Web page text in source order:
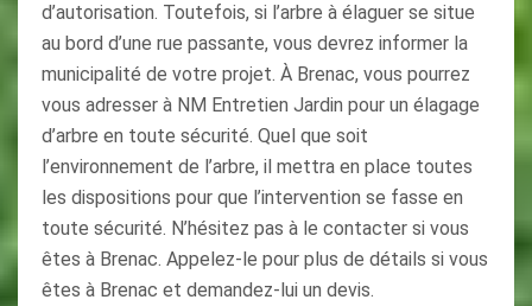
d’autorisation. Toutefois, si l’arbre à élaguer se situe
au bord d’une rue passante, vous devrez informer la
municipalité de votre projet. À Brenac, vous pourrez
vous adresser à NM Entretien Jardin pour un élagage
d’arbre en toute sécurité. Quel que soit
l’environnement de l’arbre, il mettra en place toutes
les dispositions pour que l’intervention se fasse en
toute sécurité. N’hésitez pas à le contacter si vous
êtes à Brenac. Appelez-le pour plus de détails si vous
êtes à Brenac et demandez-lui un devis.